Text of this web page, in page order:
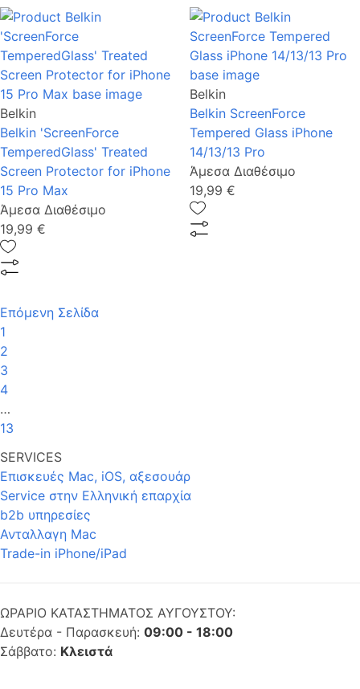
Belkin
Belkin 'ScreenForce
TemperedGlass' Treated
Screen Protector for iPhone
15 Pro Max
Άμεσα Διαθέσιμο
19,99 €
Belkin
Belkin ScreenForce
Tempered Glass iPhone
14/13/13 Pro
Άμεσα Διαθέσιμο
19,99 €
Επόμενη Σελίδα
1
2
3
4
…
13
SERVICES
Επισκευές Mac, iOS, αξεσουάρ
Service στην Eλληνική επαρχία
b2b υπηρεσίες
Ανταλλαγη Mac
Trade-in iPhone/iPad
ΩΡΑΡΙΟ ΚΑΤΑΣΤΗΜΑΤΟΣ ΑΥΓΟΥΣΤΟΥ:
Δευτέρα - Παρασκευή: 09:00 - 18:00
Σάββατο: Κλειστά